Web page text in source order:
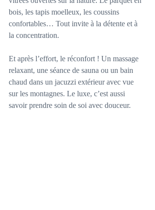
bois, les tapis moelleux, les coussins
confortables… Tout invite à la détente et à
la concentration.
Et après l’effort, le réconfort ! Un massage
relaxant, une séance de sauna ou un bain
chaud dans un jacuzzi extérieur avec vue
sur les montagnes. Le luxe, c’est aussi
savoir prendre soin de soi avec douceur.